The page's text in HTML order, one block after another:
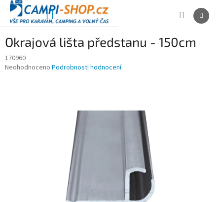
Přejít
obsah
NÁKUPNÍ
Okrajová lišta předstanu - 150cm
170960
Průměrné
Neohodnoceno Podrobnosti hodnocení